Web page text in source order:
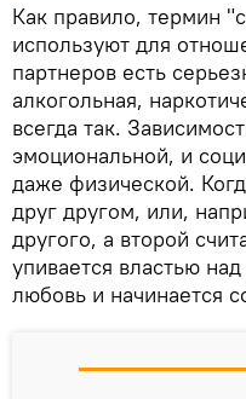
Как правило, термин
используют для
партнеров есть
алкогольная,
всегда так.
эмоциональной, и
даже физической.
друг другом, или,
другого, а второй
упивается властью
любовь и начинается